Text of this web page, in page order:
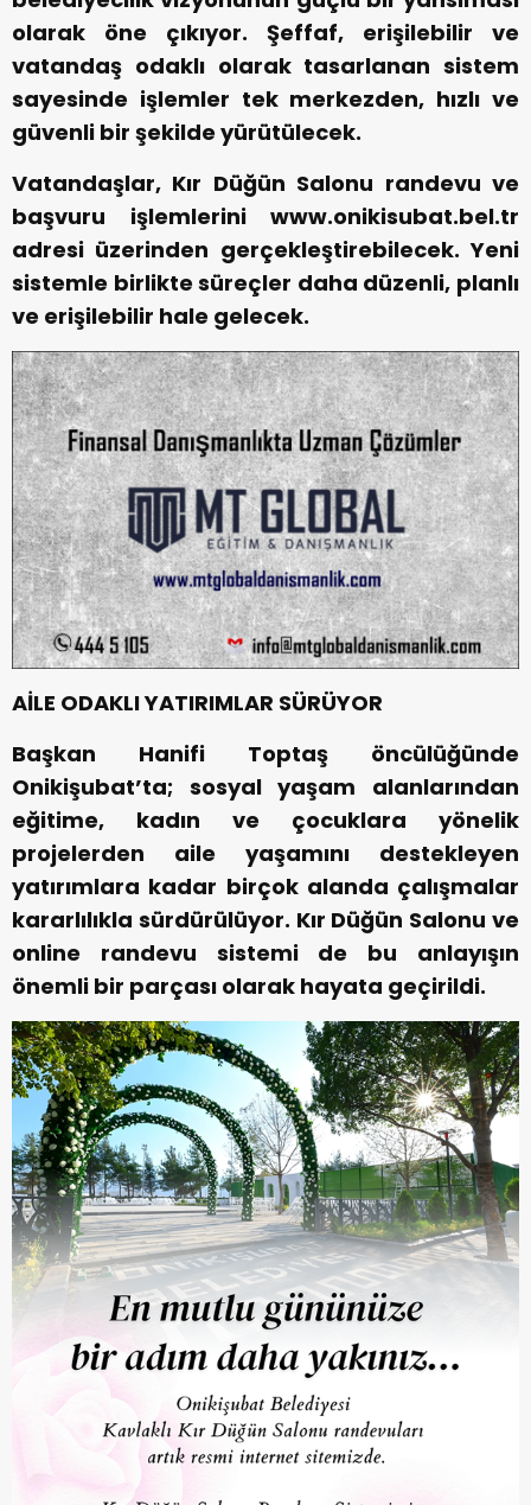
olarak öne çıkıyor. Şeffaf, erişilebilir ve
vatandaş odaklı olarak tasarlanan sistem
sayesinde işlemler tek merkezden, hızlı ve
güvenli bir şekilde yürütülecek.
Vatandaşlar, Kır Düğün Salonu randevu ve
başvuru işlemlerini www.onikisubat.bel.tr
adresi üzerinden gerçekleştirebilecek. Yeni
sistemle birlikte süreçler daha düzenli, planlı
ve erişilebilir hale gelecek.
AİLE ODAKLI YATIRIMLAR SÜRÜYOR
Başkan Hanifi Toptaş öncülüğünde
Onikişubat’ta; sosyal yaşam alanlarından
eğitime, kadın ve çocuklara yönelik
projelerden aile yaşamını destekleyen
yatırımlara kadar birçok alanda çalışmalar
kararlılıkla sürdürülüyor. Kır Düğün Salonu ve
online randevu sistemi de bu anlayışın
önemli bir parçası olarak hayata geçirildi.